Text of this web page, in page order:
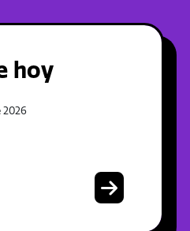
hoy
2026